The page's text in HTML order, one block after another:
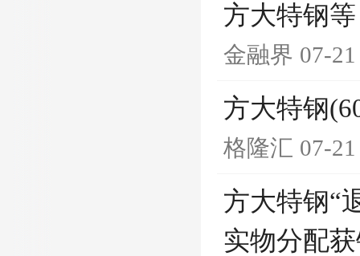
方大特钢等
金融界 07-
方大特钢
格隆汇 07-
方大特钢“
实物分配